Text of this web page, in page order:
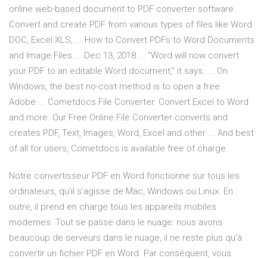
online web-based document to PDF converter software.
Convert and create PDF from various types of files like Word
DOC, Excel XLS, ... How to Convert PDFs to Word Documents
and Image Files ... Dec 13, 2018 ... "Word will now convert
your PDF to an editable Word document," it says. ... On
Windows, the best no-cost method is to open a free
Adobe ... Cometdocs File Converter. Convert Excel to Word
and more. Our Free Online File Converter converts and
creates PDF, Text, Images, Word, Excel and other ... And best
of all for users, Cometdocs is available free of charge .
Notre convertisseur PDF en Word fonctionne sur tous les
ordinateurs, qu’il s’agisse de Mac, Windows ou Linux. En
outre, il prend en charge tous les appareils mobiles
modernes. Tout se passe dans le nuage: nous avons
beaucoup de serveurs dans le nuage, il ne reste plus qu'à
convertir un fichier PDF en Word. Par conséquent, vous